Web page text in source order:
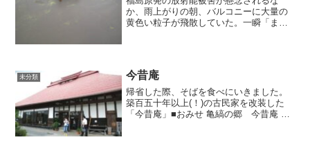
か、雨上がりの朝、バルコニーに大量の
黄色い粒子が飛散していた。一瞬「まさ
未分類 今昔庵
帰省した際、そばを食べにいきました。
築百五十年以上(！)の古民家を改装した
「今昔庵」■おみせ 亀縞の郷 今昔庵